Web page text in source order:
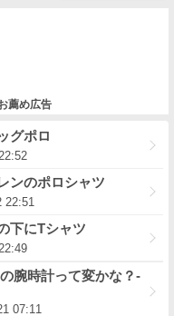
薦め広告
グポロ
ンのポロシャツ
22:51
下にTシャツ
腕時計って変かな？-
07:11